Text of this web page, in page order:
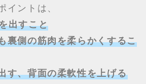
イントは、
出すこと
裏側の筋肉を柔らかくするこ
す、背面の柔軟性を上げる